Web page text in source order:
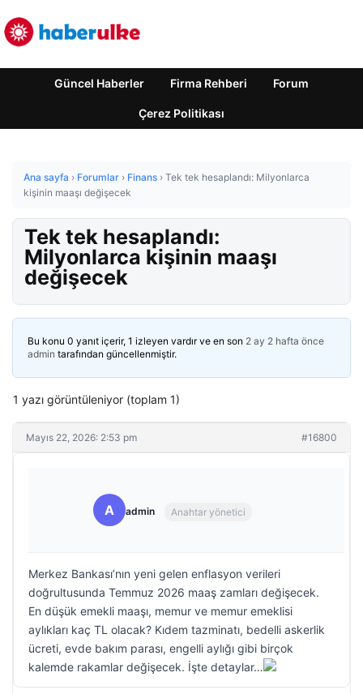
Güncel Haberler Firma Rehberi Forum
Çerez Politikası
Ana sayfa › Forumlar › Finans › Tek tek hesaplandı: Milyonlarca
kişinin maaşı değişecek
Tek tek hesaplandı:
Milyonlarca kişinin maaşı
değişecek
Bu konu 0 yanıt içerir, 1 izleyen vardır ve en son 2 ay 2 hafta önce
admin tarafından güncellenmiştir.
1 yazı görüntüleniyor (toplam 1)
Mayıs 22, 2026: 2:53 pm #16800
A admin Anahtar yönetici
Merkez Bankası’nın yeni gelen enflasyon verileri
doğrultusunda Temmuz 2026 maaş zamları değişecek.
En düşük emekli maaşı, memur ve memur emeklisi
aylıkları kaç TL olacak? Kıdem tazminatı, bedelli askerlik
ücreti, evde bakım parası, engelli aylığı gibi birçok
kalemde rakamlar değişecek. İşte detaylar…